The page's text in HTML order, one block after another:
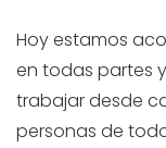
Hoy estamos
en todas partes
trabajar desde
personas de